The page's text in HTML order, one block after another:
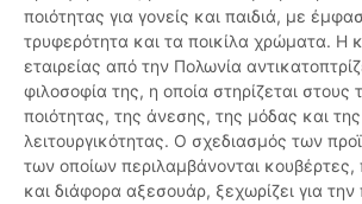
ποιότητας για γονείς και παιδιά, με
τρυφερότητα και τα ποικίλα χρώματα. Η
εταιρείας από την Πολωνία
φιλοσοφία της, η οποία στηρίζεται στους
ποιότητας, της άνεσης, της μόδας και της
λειτουργικότητας. Ο σχεδιασμός των
των οποίων περιλαμβάνονται
και διάφορα αξεσουάρ, ξεχωρίζει για την